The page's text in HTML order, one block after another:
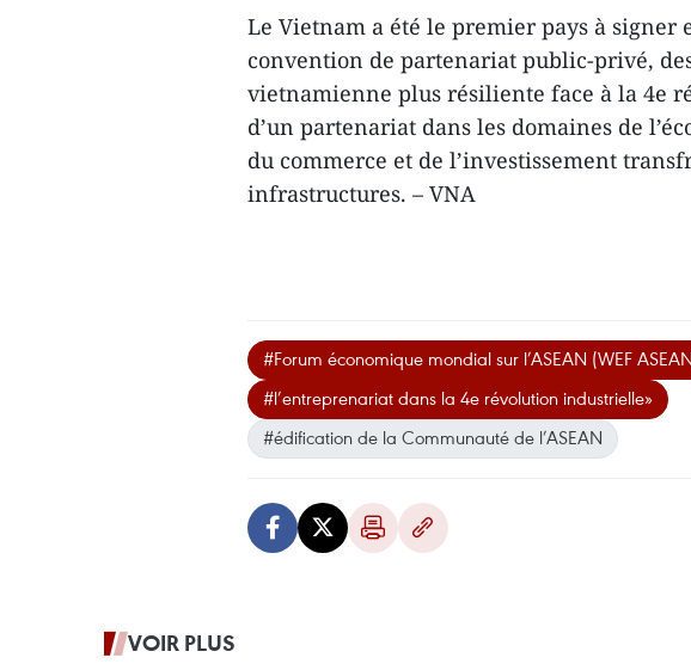
Le Vietnam a été le premier pays à signer
convention de partenariat public-privé,
vietnamienne plus résiliente face à la 4e
d’un partenariat dans les domaines de
du commerce et de l’investissement
infrastructures. – VNA
#Forum économique mondial sur l’ASEAN (WEF
#l’entreprenariat dans la 4e révolution industrielle»
#édification de la Communauté de l’ASEAN
VOIR PLUS